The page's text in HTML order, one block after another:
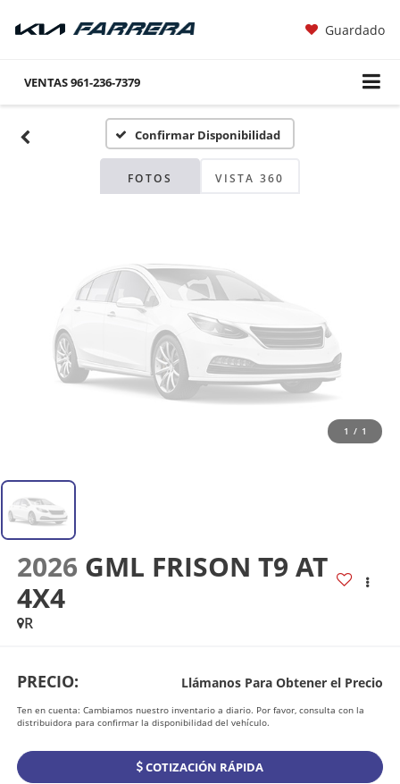
Guardado
VENTAS961-236-7379
Confirmar Disponibilidad
FOTOS VISTA 360
Fotos No
Disponibles
Por favor, revise luego
1 / 1
2026 GML FRISON T9 AT
4X4
R
PRECIO: Llámanos Para Obtener el Precio
Ten en cuenta: Cambiamos nuestro inventario a diario. Por favor, consulta con la
distribuidora para confirmar la disponibilidad del vehículo.
COTIZACIÓN RÁPIDA